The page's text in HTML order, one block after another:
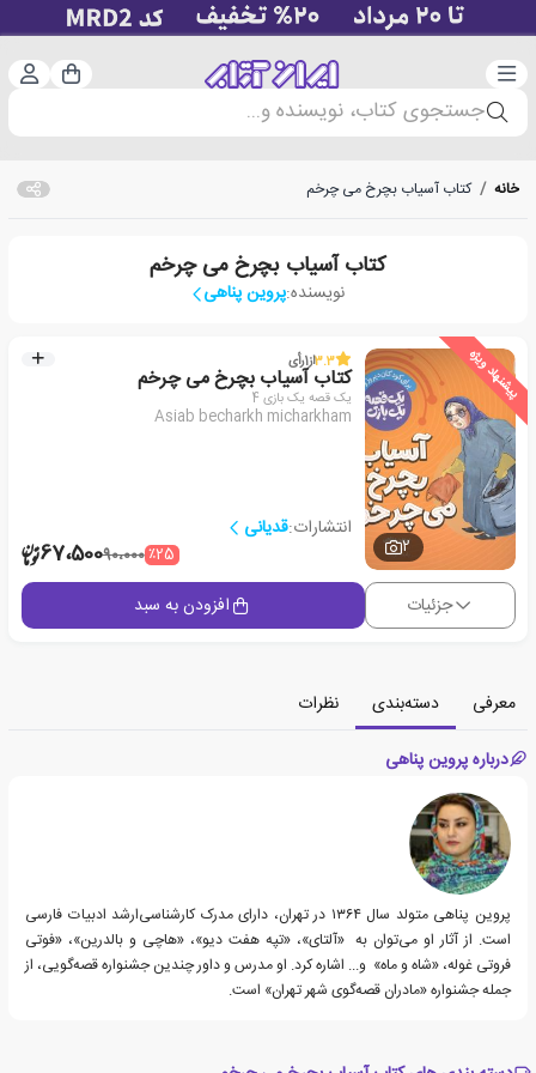
دسته‌بندی سبد
جستجوی کتاب، نویسنده و...
خانه / کتاب آسیاب بچرخ می چرخم
کتاب آسیاب بچرخ می چرخم
نویسنده:پروین پناهی
پیشنهاد ویژه
2
3.3از1رأی
کتاب آسیاب بچرخ می چرخم
یک قصه یک بازی 4
Asiab becharkh micharkham
انتشارات:قدیانی
٪2590،00067،500
جزئیات افزودن به سبد
معرفی دسته‌بندی
نظرات
درباره پروین پناهی
پروین پناهی متولد سال ١٣۶۴ در تهران، دارای مدرک کارشناسی‌ارشد ادبیات فارسی
است. از آثار او می‌توان به «آلتای»، «تپه‌ هفت دیو»، «هاچی و بالدرین»، «فوتی
فروتی غوله، «شاه و ماه» و... اشاره کرد. او مدرس و داور چندین جشنواره قصه‌گویی، از
جمله جشنواره «مادران قصه‌گوی شهر تهران» است.